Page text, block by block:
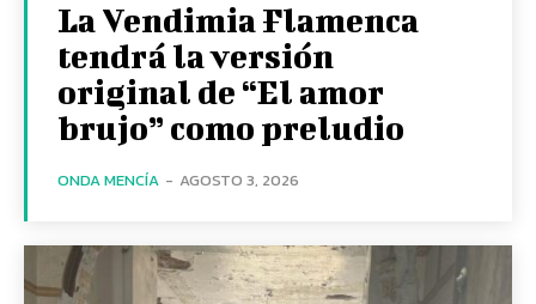
La Vendimia Flamenca
tendrá la versión
original de “El amor
brujo” como preludio
ONDA MENCÍA - AGOSTO 3, 2026